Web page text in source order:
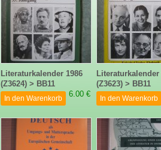
Literaturkalender 1986
(Z3624) > BB11
6.00 €
In den Warenkorb
Literaturkalender
(Z3623) > BB11
In den Warenkorb